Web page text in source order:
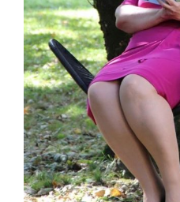
Sophia Rauchberg
Dr. Rauchberger
Bücher-Shop
WooCommerce Warenkorb